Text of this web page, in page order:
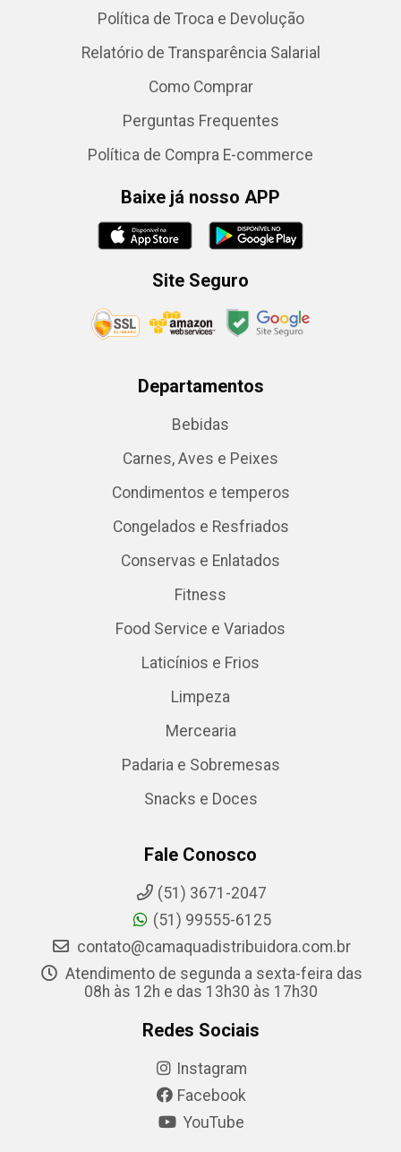
Política de Troca e Devolução
Relatório de Transparência Salarial
Como Comprar
Perguntas Frequentes
Política de Compra E-commerce
Baixe já nosso APP
Site Seguro
Departamentos
Bebidas
Carnes, Aves e Peixes
Condimentos e temperos
Congelados e Resfriados
Conservas e Enlatados
Fitness
Food Service e Variados
Laticínios e Frios
Limpeza
Mercearia
Padaria e Sobremesas
Snacks e Doces
Fale Conosco
(51) 3671-2047
(51) 99555-6125
contato@camaquadistribuidora.com.br
Atendimento de segunda a sexta-feira das
08h às 12h e das 13h30 às 17h30
Redes Sociais
Instagram
Facebook
YouTube